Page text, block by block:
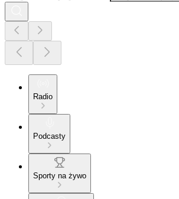
Radio
Podcasty
Sporty na żywo